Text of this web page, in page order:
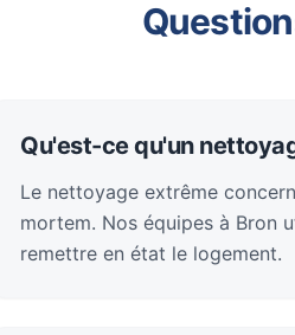
Qu'est-ce qu'un
Le nettoyage extrême
mortem. Nos équipes à Bron
remettre en état le logement.